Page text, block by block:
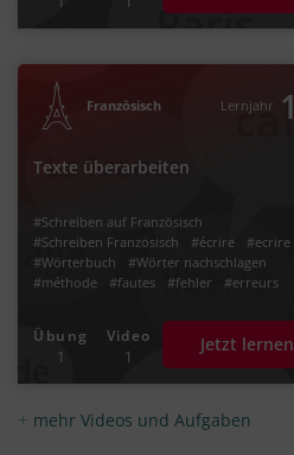
Französisch Lernjahr 1
Texte überarbeiten
#Schreiben auf Französisch
#Schreiben Französisch
#écrire
#ecrire
#Wörterbuch
#Wörter nachschlagen
#méthode
#fautes #fehler
#erreurs
#Fehler finden Französisch
#Text auf Fehler durchsehen
#Fehler in Texten
Übung
1
Video
1
Jetzt lernen
mehr Videos und Aufgaben